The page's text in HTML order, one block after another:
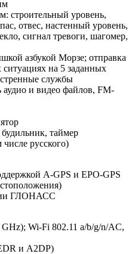
строительный уровень,
отвес, настенный уровень,
сигнал тревоги, шагомер,
азбукой Морзе; отправка
на 5 заданных
службы
аудио и видео файлов, FM-
таймер
русского)
A-GPS и EPO-GPS
ГЛОНАСС
Wi-Fi 802.11 a/b/g/n/AC,
и A2DP)